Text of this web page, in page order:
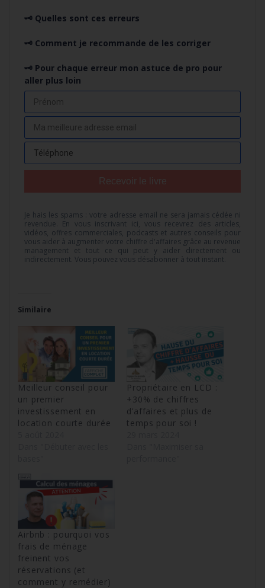
🗝️ Quelles sont ces erreurs
🗝️ Comment je recommande de les corriger
🗝️ Pour chaque erreur mon astuce de pro pour
aller plus loin
Recevoir le livre
Je hais les spams : votre adresse email ne sera jamais cédée ni
revendue. En vous inscrivant ici, vous recevrez des articles,
vidéos, offres commerciales, podcasts et autres conseils pour
vous aider à augmenter votre chiffre d'affaires grâce au revenue
management et tout ce qui peut y aider directement ou
indirectement. Vous pouvez vous désabonner à tout instant.
Similaire
Meilleur conseil pour
un premier
investissement en
location courte durée
Propriétaire en LCD :
+30% de chiffres
d’affaires et plus de
temps pour soi !
Airbnb : pourquoi vos
frais de ménage
freinent vos
réservations (et
comment y remédier)